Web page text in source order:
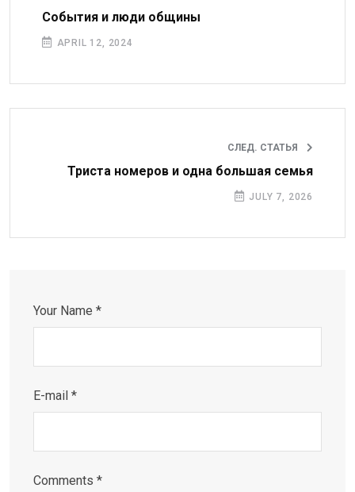
События и люди общины
APRIL 12, 2024
СЛЕД. СТАТЬЯ
Триста номеров и одна большая семья
JULY 7, 2026
Your Name *
E-mail *
Comments *